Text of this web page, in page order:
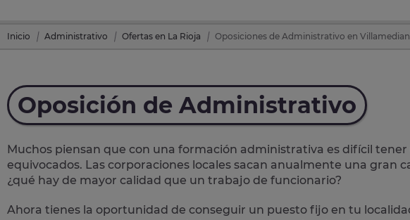
Inicio Administrativo Ofertas en La Rioja Oposiciones de Administrativo en
Oposición de Administrativo
Muchos piensan que con una formación administrativa es difícil
equivocados. Las corporaciones locales sacan anualmente una gran
¿qué hay de mayor calidad que un trabajo de funcionario?
Ahora tienes la oportunidad de conseguir un puesto fijo en tu